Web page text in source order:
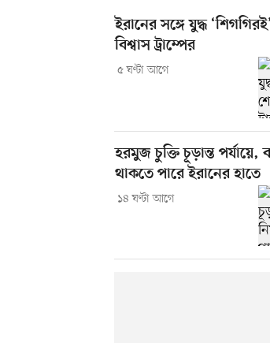
ইরানের সঙ্গে যুদ্ধ
বিশ্বাস ট্রাম্পের
৫ ঘণ্টা আগে
হরমুজ চুক্তি চূড়ান্ত পর্যায়ে,
থাকতে পারে ইরানের হাতে
১৪ ঘণ্টা আগে